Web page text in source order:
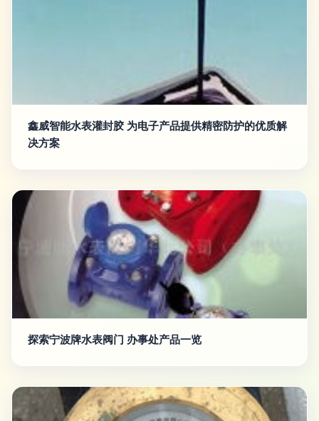
鑫威智能水表灌封胶 为电子产品提供精密防护的优质解
决方案
探索宁波牌水表阀门 办事处产品一览